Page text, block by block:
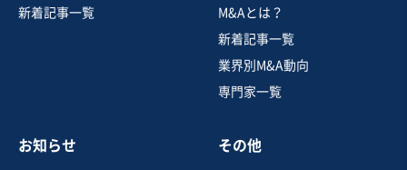
【事業譲渡】リゾート地で展開する外車レンタカー事業
売却希望金額
新着記事一覧 M&Aとは？
新着記事一覧
業界別M&A動向
専門家一覧
お知らせ その他